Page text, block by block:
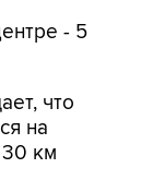
- 5
что
на
км